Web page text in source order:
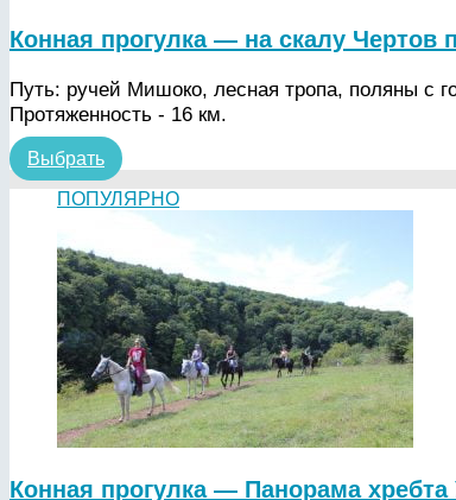
Конная прогулка — на скалу Чертов
Путь: ручей Мишоко, лесная тропа, поляны с
Протяженность - 16 км.
Выбрать
ПОПУЛЯРНО
Конная прогулка — Панорама хребта